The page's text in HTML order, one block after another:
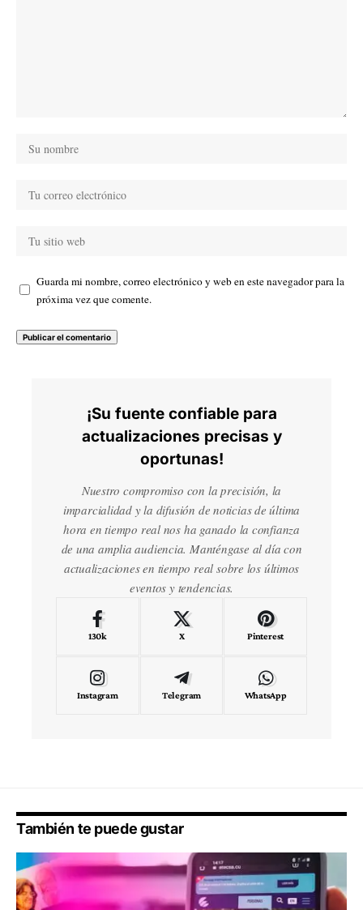
Guarda mi nombre, correo electrónico y web en este navegador para la
próxima vez que comente.
¡Su fuente confiable para
actualizaciones precisas y
oportunas!
Nuestro compromiso con la precisión, la
imparcialidad y la difusión de noticias de última
hora en tiempo real nos ha ganado la confianza
de una amplia audiencia. Manténgase al día con
actualizaciones en tiempo real sobre los últimos
eventos y tendencias.
130k X Pinterest
Instagram Telegram WhatsApp
También te puede gustar